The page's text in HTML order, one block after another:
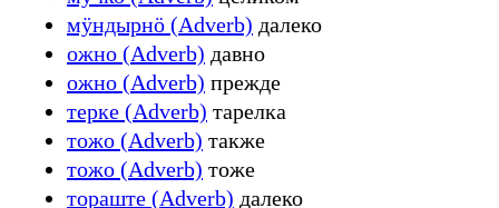
мӱндырнӧ (Adverb) далеко
ожно (Adverb) давно
ожно (Adverb) прежде
терке (Adverb) тарелка
тожо (Adverb) также
тожо (Adverb) тоже
тораште (Adverb) далеко